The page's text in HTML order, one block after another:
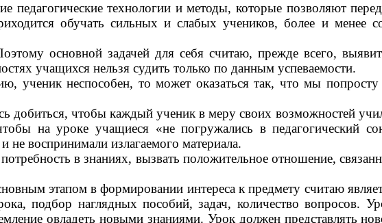
технологии и методы, которые позволяют
обучать сильных и слабых учеников, более и менее
основной задачей для себя считаю, прежде всего,
учащихся нельзя судить только по данным успеваемости.
неспособен, то может оказаться так, что мы
чтобы каждый ученик в меру своих возможностей
на уроке учащиеся «не погружались в педагогический
воспринимали излагаемого материала.
в знаниях, вызвать положительное отношение,
этапом в формировании интереса к предмету считаю
подбор наглядных пособий, задач, количество вопросов.
овладеть новыми знаниями. Урок должен представлять